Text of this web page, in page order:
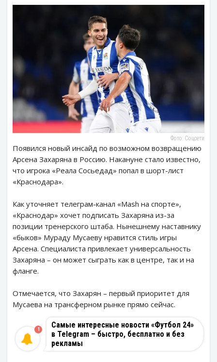
Фото: Соцсети
Появился новый инсайд по возможном возвращению
Арсена Захаряна в Россию. Накануне стало известно,
что игрока «Реала Сосьедад» попал в шорт-лист
«Краснодара».
Как уточняет телеграм-канал «Mash на спорте»,
«Краснодар» хочет подписать Захаряна из-за
позиции тренерского штаба. Нынешнему наставнику
«быков» Мураду Мусаеву нравится стиль игры
Арсена. Специалиста привлекает универсальность
Захаряна – он может сыграть как в центре, так и на
фланге.
Отмечается, что Захарян – первый приоритет для
Мусаева на трансферном рынке прямо сейчас.
Самые интересные новости «Футбол 24»
в Telegram – быстро, бесплатно и без
рекламы
1